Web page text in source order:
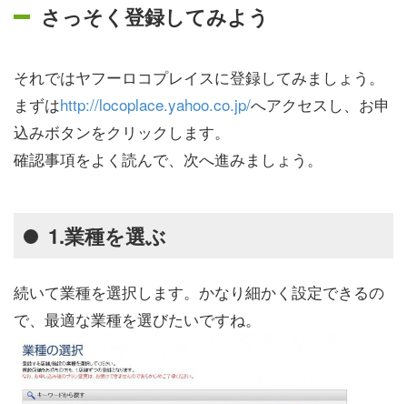
さっそく登録してみよう
それではヤフーロコプレイスに登録してみましょう。
まずはhttp://locoplace.yahoo.co.jp/へアクセスし、お申
込みボタンをクリックします。
確認事項をよく読んで、次へ進みましょう。
1.業種を選ぶ
続いて業種を選択します。かなり細かく設定できるの
で、最適な業種を選びたいですね。